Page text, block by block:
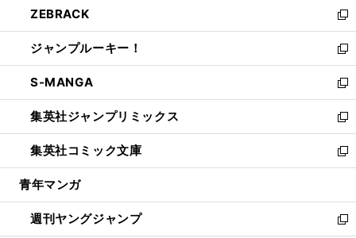
く
で
開
く
ド
ウ
で
開
く
ィ
ン
ド
ウ
で
開
く
い
ウ
ィ
ン
ド
ウ
で
開
く
ZEBRACK
新
し
い
ウ
ィ
ン
ド
ウ
で
開
ジャンプルーキー！
新
し
い
ウ
ィ
ン
ド
ウ
開
く
S-MANGA
新
し
い
ウ
ィ
ン
ウ
で
集英社ジャンプリミックス
新
し
い
ウ
ン
ド
集英社コミック文庫
新
し
ウ
ィ
青年マンガ
週刊ヤングジャンプ
新